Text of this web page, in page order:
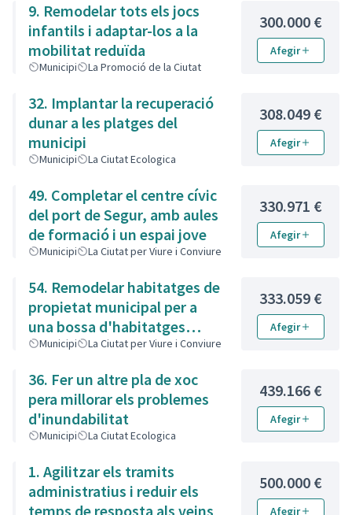
9. Remodelar tots els jocs
infantils i adaptar-los a la
mobilitat reduïda
Municipi La Promoció de la Ciutat
300.000 €
Afegir
32. Implantar la recuperació
dunar a les platges del
municipi
Municipi La Ciutat Ecologica
308.049 €
Afegir
49. Completar el centre cívic
del port de Segur, amb aules
de formació i un espai jove
Municipi La Ciutat per Viure i Conviure
330.971 €
Afegir
54. Remodelar habitatges de
propietat municipal per a
una bossa d'habitatges
socials
Municipi La Ciutat per Viure i Conviure
333.059 €
Afegir
36. Fer un altre pla de xoc
pera millorar els problemes
d'inundabilitat
Municipi La Ciutat Ecologica
439.166 €
Afegir
1. Agilitzar els tramits
administratius i reduir els
temps de resposta als veins
500.000 €
Afegir